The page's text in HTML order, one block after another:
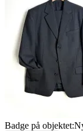
Badge på objektet: